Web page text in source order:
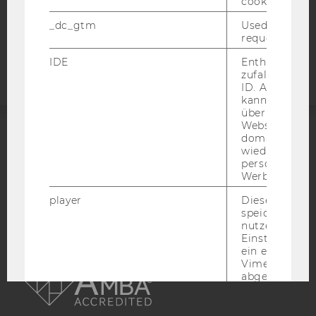
Barrierefreiheitserklärung
Webseite
_dc_gtm
Used to
request rate.
IDE
Enthält eine
ID. Anhand
kann Google
über
Websites
Werbung
player
Dieses Cookie
speichert
ein
Vimeo-Video
abgespielt